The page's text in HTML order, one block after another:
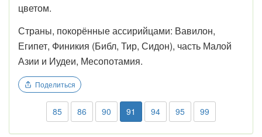
цветом.
Страны, покорённые ассирийцами: Вавилон,
Египет, Финикия (Библ, Тир, Сидон), часть Малой
Азии и Иудеи, Месопотамия.
Поделиться
85 86 90 91 94 95 99